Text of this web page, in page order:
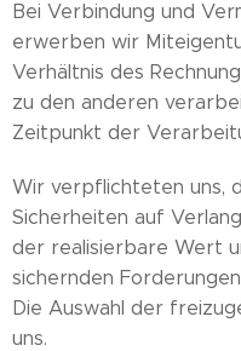
Bei Verbindung und
erwerben wir
Verhältnis des
zu den anderen
Zeitpunkt der
Wir verpflichteten uns,
Sicherheiten auf
der realisierbare Wert
sichernden
Die Auswahl der
uns.